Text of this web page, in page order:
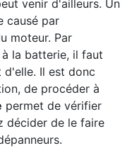
venir d'ailleurs. Un
causé par
moteur. Par
la batterie, il faut
d'elle. Il est donc
de procéder à
permet de vérifier
décider de le faire